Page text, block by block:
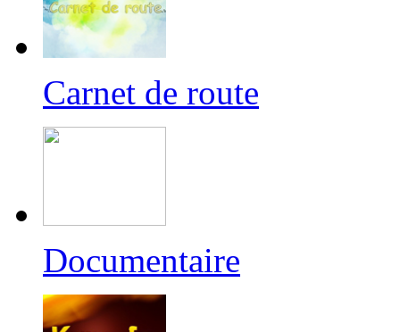
Carnet de route
Documentaire